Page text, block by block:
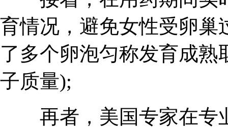
育情况，避免女性受卵巢
了多个卵泡匀称发育成
子质量);
再者，美国专家在专